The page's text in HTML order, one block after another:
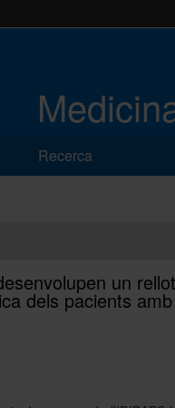
Recerca
un
dels pacients